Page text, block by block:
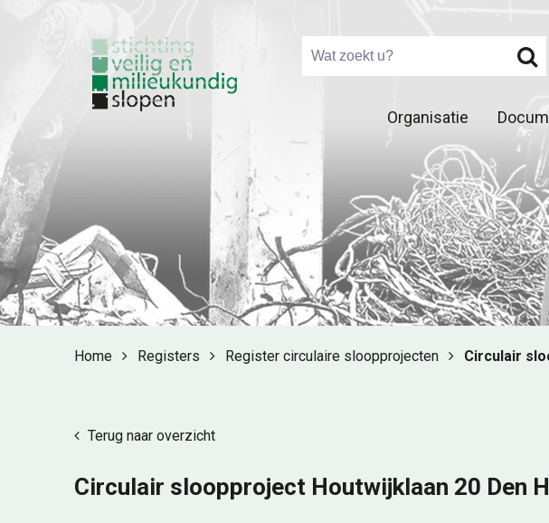
Organisatie
Home Registers Register circulaire sloopprojecten Circulair
Terug naar overzicht
Circulair sloopproject Houtwijklaan 20 Den